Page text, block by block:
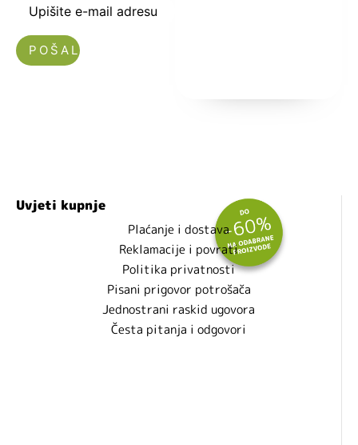
Upišite e-mail adresu
Uvjeti kupnje
Plaćanje i dostava
Reklamacije i povrati
Politika privatnosti
Pisani prigovor potrošača
Jednostrani raskid ugovora
Česta pitanja i odgovori